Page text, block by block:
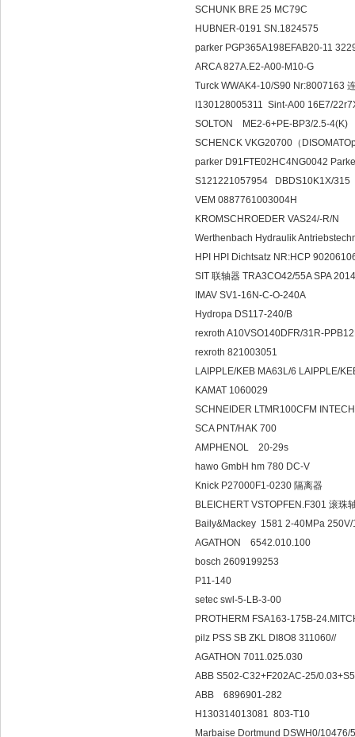
SCHUNK BRE 25 MC79C
HUBNER-0191 SN.1824575
parker PGP365A198EFAB20-11
ARCA 827A.E2-A00-M10-G
Turck WWAK4-10/S90 Nr:8007163
I130128005311 Sint-A00 16E7/
SOLTON ME2-6+PE-BP3/2.5-4(K)
SCHENCK VKG20700（
parker D91FTE02HC4NG0042
S121221057954 DBDS10K1X/315
VEM 0887761003004H
KROMSCHROEDER VAS24/-R/N
Werthenbach Hydraulik
HPI HPI Dichtsatz NR:HCP
SIT 联轴器 TRA3CO42/55A SPA
IMAV SV1-16N-C-O-240A
Hydropa DS117-240/B
rexroth A10VSO140DFR/31R-
rexroth 821003051
LAIPPLE/KEB MA63L/6 LAIPPLE/
KAMAT 1060029
SCHNEIDER LTMR100CFM
SCA PNT/HAK 700
AMPHENOL 20-29s
hawo GmbH hm 780 DC-V
Knick P27000F1-0230 隔离器
BLEICHERT VSTOPFEN.F301 滚珠
Baily&Mackey 1581 2-40MPa
AGATHON 6542.010.100
bosch 2609199253
P11-140
setec swl-5-LB-3-00
PROTHERM FSA163-175B-
pilz PSS SB ZKL DI8O8 311060//
AGATHON 7011.025.030
ABB S502-C32+F202AC-25/
ABB
H130314013081 803-T10
Marbaise Dortmund DSWH0/